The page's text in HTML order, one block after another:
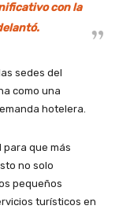
con la
sedes del
como una
hotelera.
para que más
no solo
pequeños
turísticos en